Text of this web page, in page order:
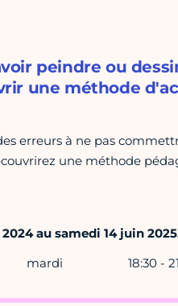
peindre ou
une méthode
erreurs à ne pas
une méthode
au samedi 14 juin
mardi 18:30 -